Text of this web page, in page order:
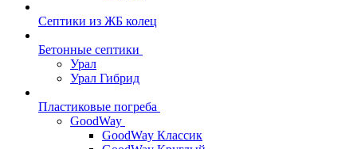
Септики из ЖБ колец
Бетонные септики
Урал
Урал Гибрид
Пластиковые погреба
GoodWay
GoodWay Классик